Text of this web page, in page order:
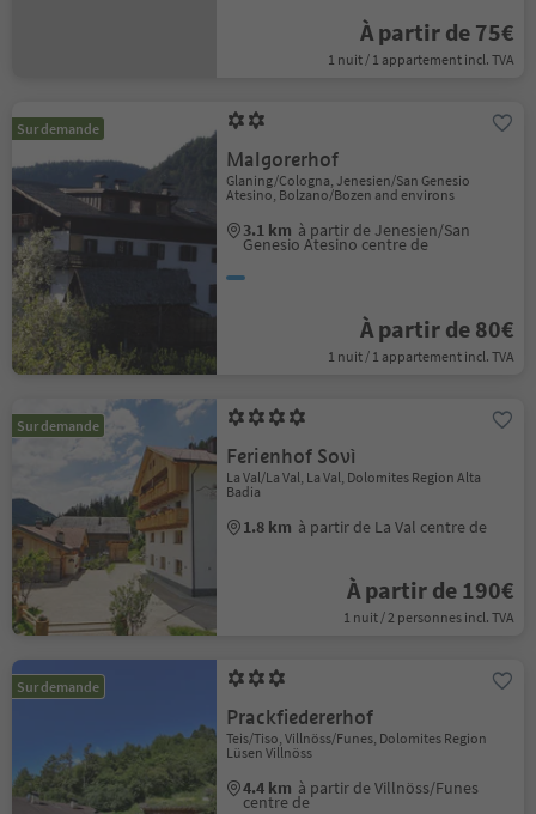
À partir de 75€
1 nuit / 1 appartement incl. TVA
Sur demande
Malgorerhof
Glaning/Cologna, Jenesien/San Genesio
Atesino, Bolzano/Bozen and environs
3.1 km à partir de Jenesien/San
Genesio Atesino centre de
À partir de 80€
1 nuit / 1 appartement incl. TVA
Sur demande
Ferienhof Sovì
La Val/La Val, La Val, Dolomites Region Alta
Badia
1.8 km à partir de La Val centre de
À partir de 190€
1 nuit / 2 personnes incl. TVA
Sur demande
Prackfiedererhof
Teis/Tiso, Villnöss/Funes, Dolomites Region
Lüsen Villnöss
4.4 km à partir de Villnöss/Funes
centre de